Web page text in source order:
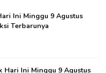
Ini Minggu 9 Agustus
Terbarunya
Hari Ini Minggu 9 Agustus